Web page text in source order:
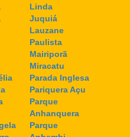
Linda
Juquiá
Lauzane
Paulista
Mairiporã
Miracatu
Parada Inglesa
Pariquera Açu
Parque
Anhanquera
Parque